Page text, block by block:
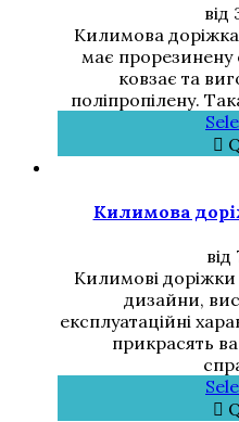
від
Килимова
має прорезинену
ковзає та
поліпропілену.
Килимова
від
Килимові
дизайни,
експлуатаційні
прикрасять